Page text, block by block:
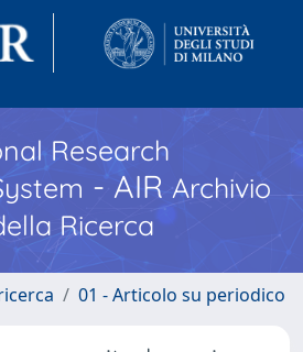
Research
- AIR Archivio
Ricerca
01 - Articolo su periodico